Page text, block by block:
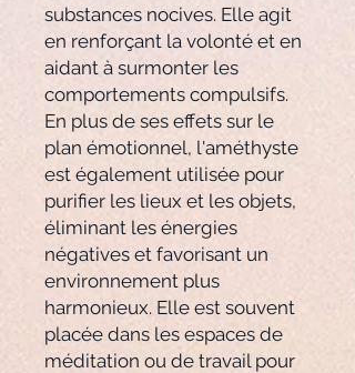
substances nocives. Elle agit
en renforçant la volonté et en
aidant à surmonter les
comportements compulsifs.
En plus de ses effets sur le
plan émotionnel, l'améthyste
est également utilisée pour
purifier les lieux et les objets,
éliminant les énergies
négatives et favorisant un
environnement plus
harmonieux. Elle est souvent
placée dans les espaces de
méditation ou de travail pour